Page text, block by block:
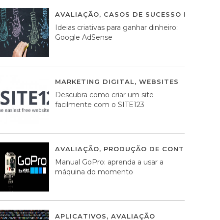
AVALIAÇÃO, CASOS DE SUCESSO DE
Ideias criativas para ganhar dinheiro:
Google AdSense
MARKETING DIGITAL, WEBSITES
Descubra como criar um site
facilmente com o SITE123
AVALIAÇÃO, PRODUÇÃO DE CONTEÚDOS
Manual GoPro: aprenda a usar a
máquina do momento
APLICATIVOS, AVALIAÇÃO